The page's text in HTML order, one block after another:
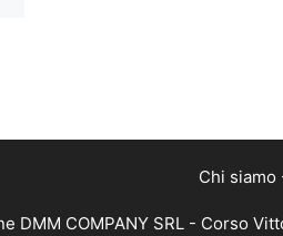
Chi siamo
DMM COMPANY SRL - Corso